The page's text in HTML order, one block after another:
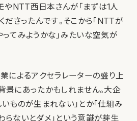
やNTT西日本さんが「まずは1人
ださったんです。そこから「NTTが
ってみようかな」みたいな空気が
業によるアクセラレーターの盛り上
景にあったかもしれません。大企
ものが生まれない」とか「仕組み
らないとダメ」という意識が芽生